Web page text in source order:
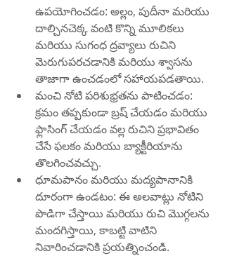
ఉపయోగించడం: అల్లం, పుదీనా మరియు
దాల్చినచెక్క వంటి కొన్ని మూలికలు
మరియు సుగంధ ద్రవ్యాలు రుచిని
మెరుగుపరచడానికి మరియు శ్వాసను
తాజాగా ఉంచడంలో సహాయపడతాయి.
మంచి నోటి పరిశుభ్రతను పాటించడం:
క్రమం తప్పకుండా బ్రష్ చేయడం మరియు
ఫ్లాసింగ్ చేయడం వల్ల రుచిని ప్రభావితం
చేసే ఫలకం మరియు బ్యాక్టీరియాను
తొలగించవచ్చు.
ధూమపానం మరియు మద్యపానానికి
దూరంగా ఉండటం: ఈ అలవాట్లు నోటిని
పొడిగా చేస్తాయి మరియు రుచి మొగ్గలను
మందగిస్తాయి, కాబట్టి వాటిని
నివారించడానికి ప్రయత్నించండి.